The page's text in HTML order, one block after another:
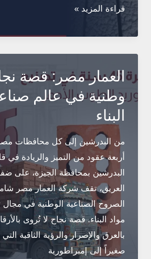
دليل
الطوب
في
مصر
يوليو
2026
قراءة المزيد »
العمار مصر: قصة
وطنية في عالم
البناء
من البدرشين إلى كل محافظات
أربعة عقود من التميز والريادة في
البدرشين بمحافظة الجيزة، على
العريق، تقف شركة العمار مصر
الصروح الصناعية الوطنية في مجال
مواد البناء. قصة نجاح لا تُروى
بالعرق والإصرار والرؤية الثاقبة
صغيراً إلى إمبراطورية